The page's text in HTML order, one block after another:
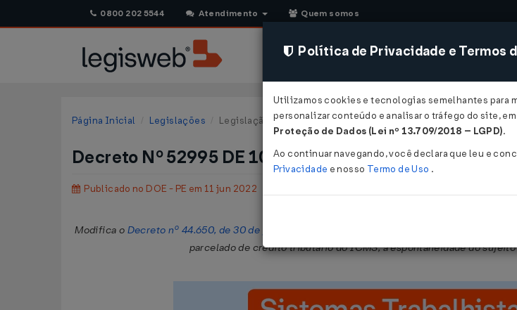
0800 202 5544 Atendimento Quem somos
CONSULTORIA SISTEMAS
Página Inicial Legislações Legislação Estadual - Pernambuco
Decreto Nº 52995 DE 10/06/2022
Publicado no DOE - PE em 11 jun 2022
Modifica o Decreto nº 44.650, de 30 de junho de 2017 Lei nº 15.730, de
parcelado de crédito tributário do ICMS, à espontaneidade do
Política de Privacidade e Termos
Utilizamos cookies e tecnologias semelhantes para
personalizar conteúdo e analisar o tráfego do site,
Proteção de Dados (Lei nº 13.709/2018 – LGPD).
Ao continuar navegando, você declara que leu e
Privacidade e nosso Termo de Uso .